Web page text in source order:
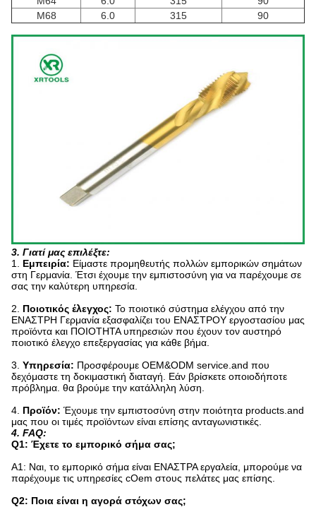
M68
6.0 315 90
3. Γιατί μας επιλέξτε:
1. Εμπειρία: Είμαστε προμηθευτής πολλών εμπορικών σημάτων
στη Γερμανία. Έτσι έχουμε την εμπιστοσύνη για να παρέχουμε σε
σας την καλύτερη υπηρεσία.
2. Ποιοτικός έλεγχος: Το ποιοτικό σύστημα ελέγχου από την
ΕΝΑΣΤΡΗ Γερμανία εξασφαλίζει του ΕΝΑΣΤΡΟΥ εργοστασίου μας
προϊόντα και ΠΟΙΟΤΗΤΑ υπηρεσιών που έχουν τον αυστηρό
ποιοτικό έλεγχο επεξεργασίας για κάθε βήμα.
3. Υπηρεσία: Προσφέρουμε OEM&ODM service.and που
δεχόμαστε τη δοκιμαστική διαταγή. Εάν βρίσκετε οποιοδήποτε
πρόβλημα. θα βρούμε την κατάλληλη λύση.
4. Προϊόν: Έχουμε την εμπιστοσύνη στην ποιότητα products.and
μας που οι τιμές προϊόντων είναι επίσης ανταγωνιστικές.
4. FAQ:
Q1: Έχετε το εμπορικό σήμα σας;
Α1: Ναι, το εμπορικό σήμα είναι ΕΝΑΣΤΡΑ εργαλεία, μπορούμε να
παρέχουμε τις υπηρεσίες cOem στους πελάτες μας επίσης.
Q2: Ποια είναι η αγορά στόχων σας;